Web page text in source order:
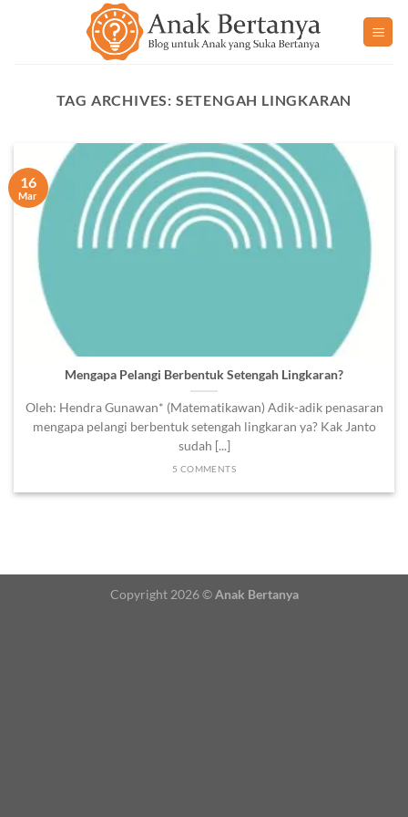
TAG ARCHIVES: SETENGAH LINGKARAN
Mengapa Pelangi Berbentuk Setengah Lingkaran?
Oleh: Hendra Gunawan* (Matematikawan) Adik-adik penasaran
mengapa pelangi berbentuk setengah lingkaran ya? Kak Janto
sudah [...]
5 COMMENTS
16
Mar
Copyright 2026 ©Anak Bertanya